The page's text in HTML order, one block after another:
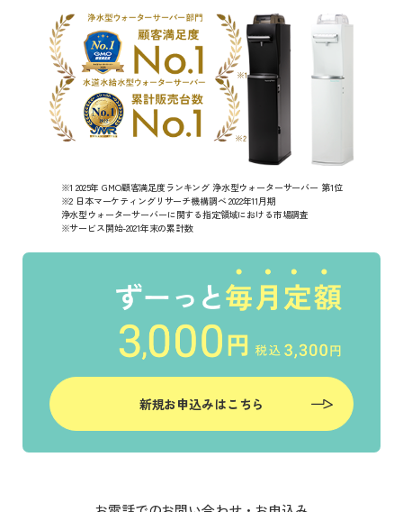
※1 2025年 GMO顧客満足度ランキング 浄水型ウォーターサーバー 第1位
※2 日本マーケティングリサーチ機構調べ 2022年11月期
浄水型ウォーターサーバーに関する指定領域における市場調査
※サービス開始-2021年末の累計数
新規お申込みはこちら